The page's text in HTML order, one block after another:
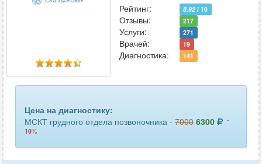
Рейтинг:
8.92 / 10
Отзывы: 217
Услуги: 271
Врачей: 19
Диагностика: 141
Цена на диагностику:
МСКТ грудного отдела позвоночника - 7000 6300
-
10%